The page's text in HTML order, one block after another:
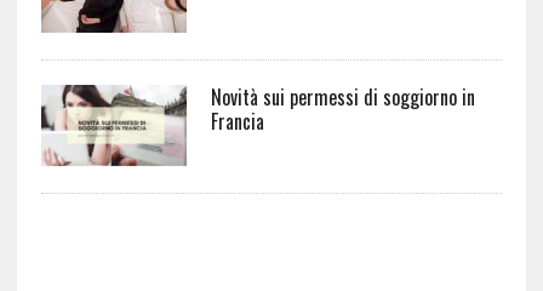
Novità sui permessi di soggiorno in
Francia